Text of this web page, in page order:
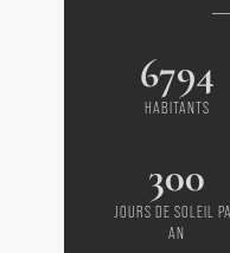
6794
HABITANTS
300
JOURS DE SOLEIL
AN